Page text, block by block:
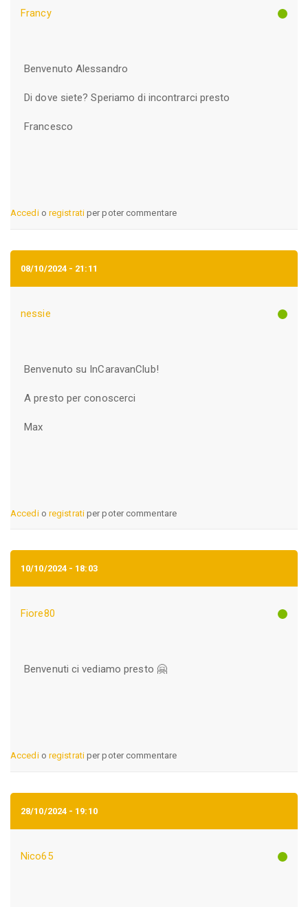
Francy
Benvenuto Alessandro
Di dove siete? Speriamo di incontrarci presto
Francesco
Accedio registratiper poter commentare
08/10/2024 - 21:11
nessie
Benvenuto su InCaravanClub!
A presto per conoscerci
Max
Accedio registratiper poter commentare
10/10/2024 - 18:03
Fiore80
Benvenuti ci vediamo presto 🤗
Accedio registratiper poter commentare
28/10/2024 - 19:10
Nico65